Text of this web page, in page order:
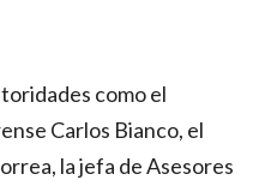
como el
Carlos Bianco, el
la jefa de Asesores